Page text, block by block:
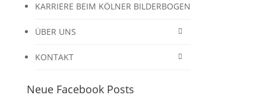
KARRIERE BEIM KÖLNER BILDERBOGEN
ÜBER UNS
KONTAKT
Neue Facebook Posts